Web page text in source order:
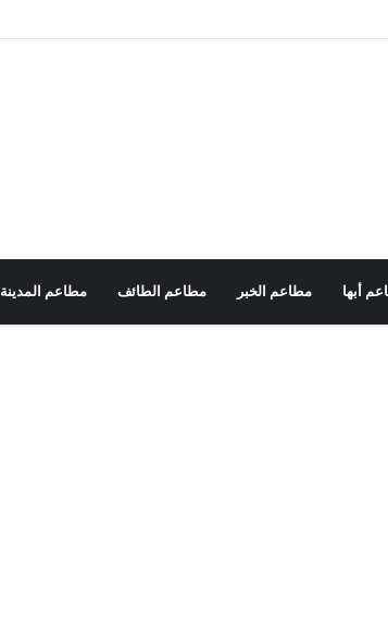
أبها مطاعم الخبر مطاعم الطائف مطاعم المدينة